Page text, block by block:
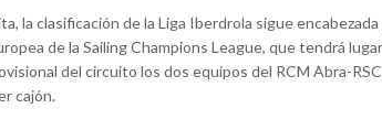
la clasificación de la Liga Iberdrola sigue
de la Sailing Champions League, que tendrá
del circuito los dos equipos del RCM Abra-
cajón.